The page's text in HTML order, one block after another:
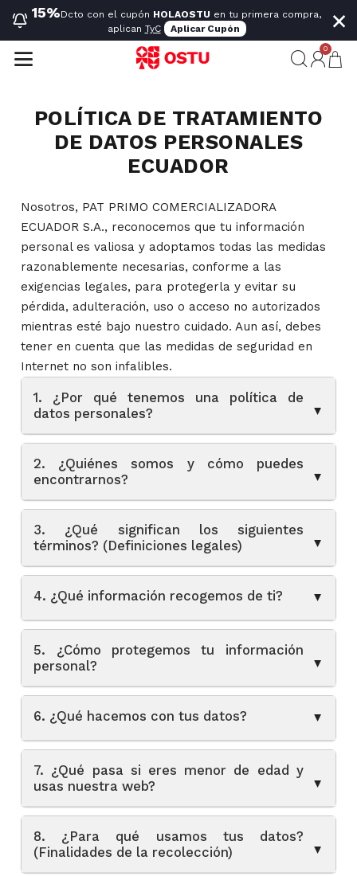
15%Dcto con el cupón HOLAOSTU en tu primera compra,
aplican TyC Aplicar Cupón ×
0
POLÍTICA DE TRATAMIENTO
DE DATOS PERSONALES
ECUADOR
Nosotros, PAT PRIMO COMERCIALIZADORA
ECUADOR S.A., reconocemos que tu información
personal es valiosa y adoptamos todas las medidas
razonablemente necesarias, conforme a las
exigencias legales, para protegerla y evitar su
pérdida, adulteración, uso o acceso no autorizados
mientras esté bajo nuestro cuidado. Aun así, debes
tener en cuenta que las medidas de seguridad en
Internet no son infalibles.
1. ¿Por qué tenemos una política de
datos personales?
▲
2. ¿Quiénes somos y cómo puedes
encontrarnos?
▲
3. ¿Qué significan los siguientes
términos? (Definiciones legales)
▲
4. ¿Qué información recogemos de ti? ▲
5. ¿Cómo protegemos tu información
personal?
▲
6. ¿Qué hacemos con tus datos? ▲
7. ¿Qué pasa si eres menor de edad y
usas nuestra web?
▲
8. ¿Para qué usamos tus datos?
(Finalidades de la recolección)
▲